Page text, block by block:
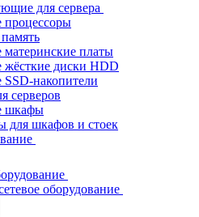
для сервера
процессоры
платы
жёсткие диски HDD
накопители
серверов
шкафы
для шкафов и стоек
оборудование